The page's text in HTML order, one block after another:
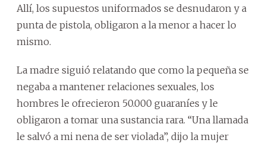
Allí, los supuestos uniformados se desnudaron y a
punta de pistola, obligaron a la menor a hacer lo
mismo.
La madre siguió relatando que como la pequeña se
negaba a mantener relaciones sexuales, los
hombres le ofrecieron 50.000 guaraníes y le
obligaron a tomar una sustancia rara. “Una llamada
le salvó a mi nena de ser violada”, dijo la mujer